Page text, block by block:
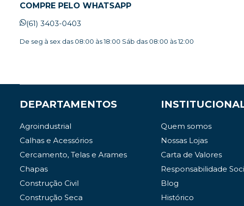
COMPRE PELO WHATSAPP
(61) 3403-0403
De seg à sex das 08:00 às 18:00 Sáb das 08:00 às 12:00
DEPARTAMENTOS
Agroindustrial
Calhas e Acessórios
Cercamento, Telas e Arames
Chapas
Construção Civil
Construção Seca
Quem somos
Nossas Lojas
Carta de Valores
Responsabilidade
Blog
Histórico